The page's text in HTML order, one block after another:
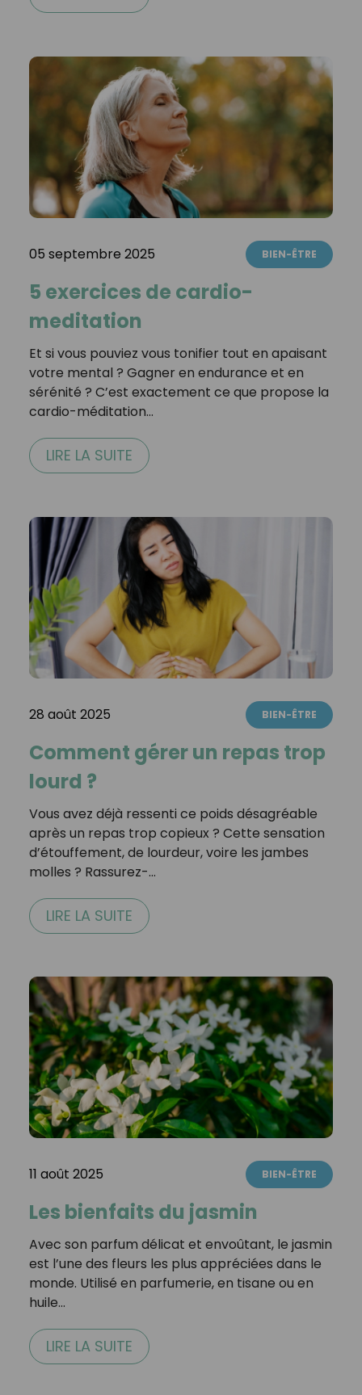
05 septembre 2025 BIEN-ÊTRE
5 exercices de cardio-
meditation
Et si vous pouviez vous tonifier tout en apaisant
votre mental ? Gagner en endurance et en
sérénité ? C’est exactement ce que propose la
cardio-méditation…
LIRE LA SUITE
28 août 2025 BIEN-ÊTRE
Comment gérer un repas trop
lourd ?
Vous avez déjà ressenti ce poids désagréable
après un repas trop copieux ? Cette sensation
d’étouffement, de lourdeur, voire les jambes
molles ? Rassurez-…
LIRE LA SUITE
11 août 2025 BIEN-ÊTRE
Les bienfaits du jasmin
Avec son parfum délicat et envoûtant, le jasmin
est l’une des fleurs les plus appréciées dans le
monde. Utilisé en parfumerie, en tisane ou en
huile…
LIRE LA SUITE